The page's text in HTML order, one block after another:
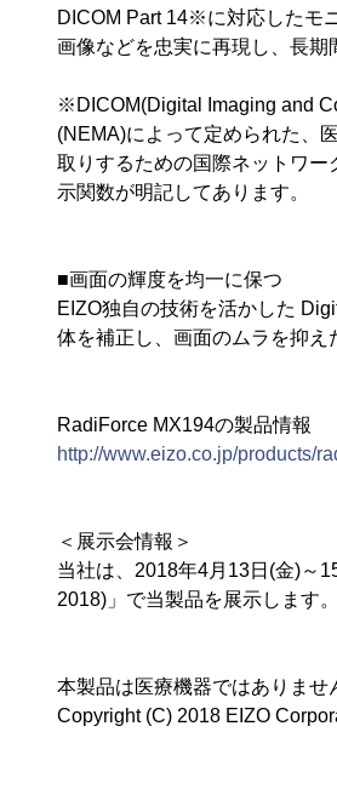
DICOM Part 14※に対応したモ
画像などを忠実に再現し、長期
※DICOM(Digital Imaging and
(NEMA)によって定められた、
取りするための国際ネットワ
示関数が明記してあります。
■画面の輝度を均一に保つ
EIZO独自の技術を活かした
体を補正し、画面のムラを抑え
RadiForce MX194の製品情報
http://www.eizo.co.jp/products/
＜展示会情報＞
当社は、2018年4月13日(金)～
2018)」で当製品を展示します。
本製品は医療機器ではありま
Copyright (C) 2018 EIZO